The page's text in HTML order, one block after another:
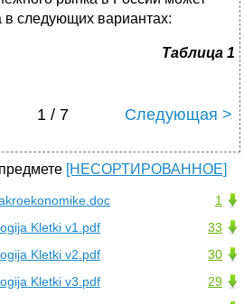
в следующих вариантах:
Таблица 1
1 / 7 Следующая >
[НЕСОРТИРОВАННОЕ]
1
33
Kletki v1.pdf
30
Kletki v2.pdf
29
Kletki v3.pdf